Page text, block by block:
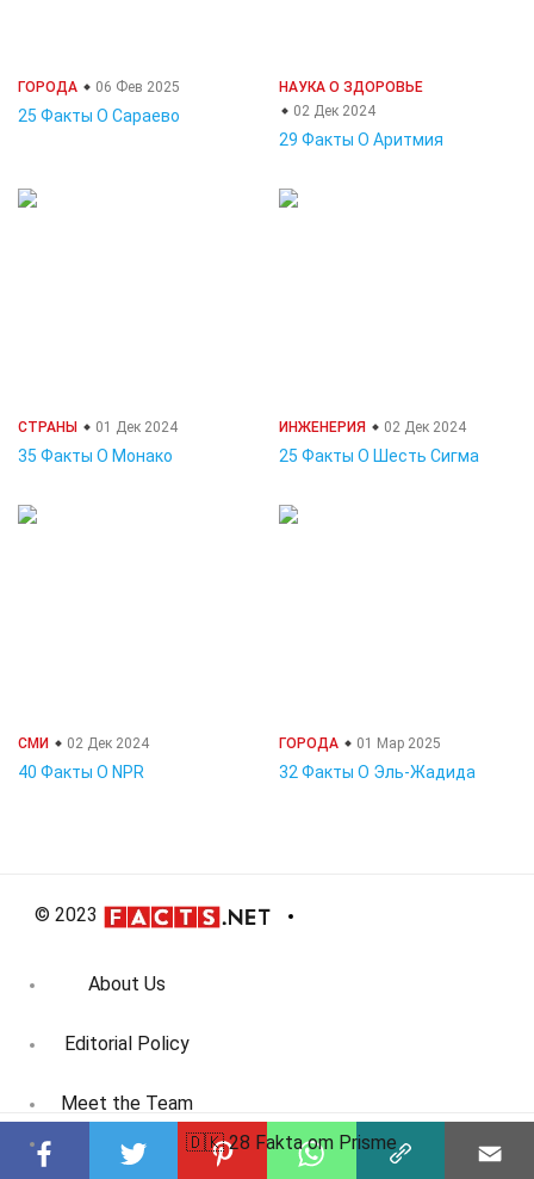
ГОРОДА 06 Фев 2025
25 Факты О Сараево
НАУКА О ЗДОРОВЬЕ
02 Дек 2024
29 Факты О Аритмия
СТРАНЫ 01 Дек 2024
35 Факты О Монако
ИНЖЕНЕРИЯ 02 Дек 2024
25 Факты О Шесть Сигма
СМИ 02 Дек 2024
40 Факты О NPR
ГОРОДА 01 Мар 2025
32 Факты О Эль-Жадида
© 2023
About Us
Editorial Policy
Meet the Team
Product Review
🇩🇰 28 Fakta om Prisme